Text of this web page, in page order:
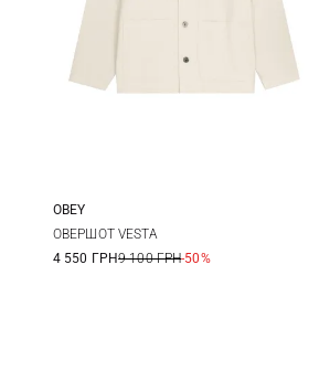
S M
OBEY
ОВЕРШОТ VESTA
4 550 ГРН9 100 ГРН-50%